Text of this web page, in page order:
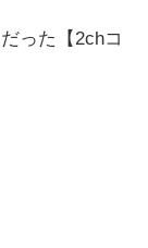
った【2chコ